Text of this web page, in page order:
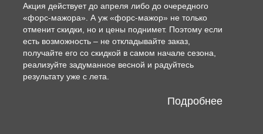
Акция действует до апреля либо до очередного
«форс-мажора». А уж «форс-мажор» не только
отменит скидки, но и цены поднимет. Поэтому если
есть возможность – не откладывайте заказ,
получайте его со скидкой в самом начале сезона,
реализуйте задуманное весной и радуйтесь
результату уже с лета.
Подробнее